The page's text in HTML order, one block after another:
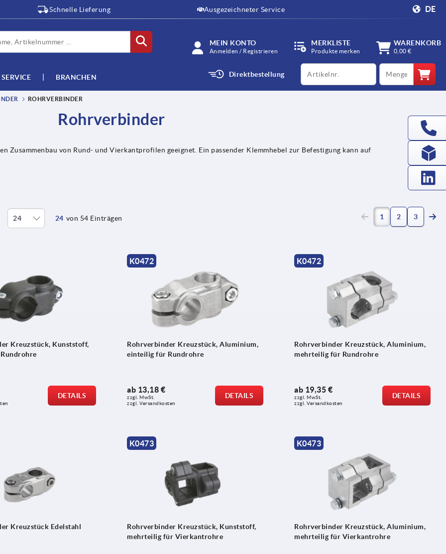
Schnelle Lieferung Ausgezeichneter Service DE
MEIN KONTO
Anmelden / Registrieren
MERKLISTE
Produkte merken
WARENKORB
0,00 €
SERVICE BRANCHEN Direktbestellung
productCode qty
ROHRVERBINDER
Rohrverbinder
Zusammenbau von Rund- und Vierkantprofilen geeignet. Ein passender Klemmhebel zur Befestigung kann auf
24 von 54 Einträgen 1 (current)
2 3
Kreuzstück, Kunststoff,
DETAILS
K0472
Rohrverbinder Kreuzstück, Aluminium,
einteilig für Rundrohre
ab 13,18 €
zzgl. MwSt.
zzgl. Versandkosten
DETAILS
K0472
Rohrverbinder Kreuzstück, Aluminium,
mehrteilig für Rundrohre
ab 19,35 €
zzgl. MwSt.
zzgl. Versandkosten
DETAILS
Kreuzstück Edelstahl
K0473
Rohrverbinder Kreuzstück, Kunststoff,
mehrteilig für Vierkantrohre
K0473
Rohrverbinder Kreuzstück, Aluminium,
mehrteilig für Vierkantrohre